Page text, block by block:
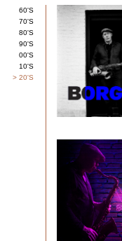
60'S
70'S
80'S
90'S
00'S
10'S
> 20'S